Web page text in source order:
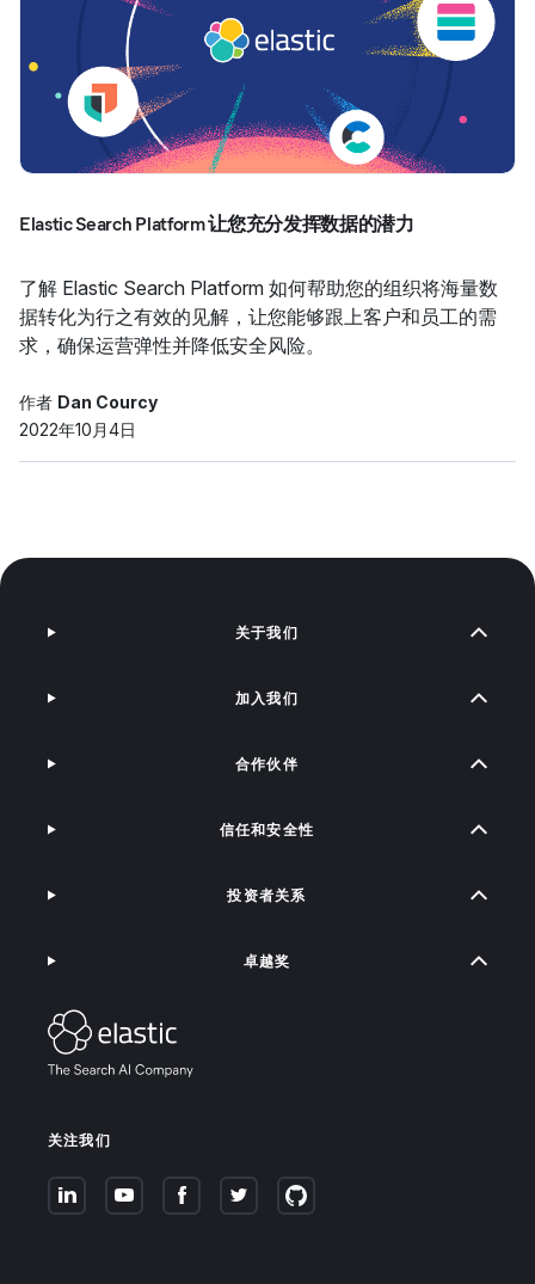
Elastic Search Platform 让您充分发挥数据的潜力
了解 Elastic Search Platform 如何帮助您的组织将海量数
据转化为行之有效的见解，让您能够跟上客户和员工的需
求，确保运营弹性并降低安全风险。
作者 Dan Courcy
2022年10月4日
关注我们
关于我们
加入我们
合作伙伴
信任和安全性
投资者关系
卓越奖